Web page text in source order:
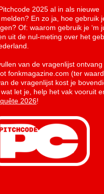
2025 al in als nieuwe
En zo ja, hoe gebruik
Of: waarom gebruik je ‘m
uit de nul-meting over het
van de vragenlijst
fonkmagazine.com (ter
de vragenlijst kost je
let je, help het vak vooruit
2026!